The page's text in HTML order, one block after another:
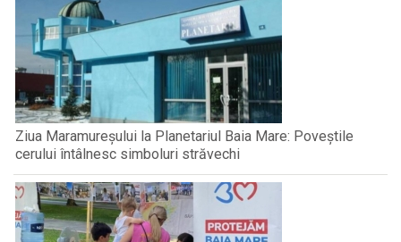
Ziua Maramureșului la Planetariul Baia Mare: Poveștile
cerului întâlnesc simboluri străvechi